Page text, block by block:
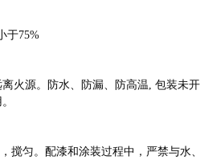
于75%
火源。防水、防漏、防高温, 包装未
搅匀。配漆和涂装过程中，严禁与水